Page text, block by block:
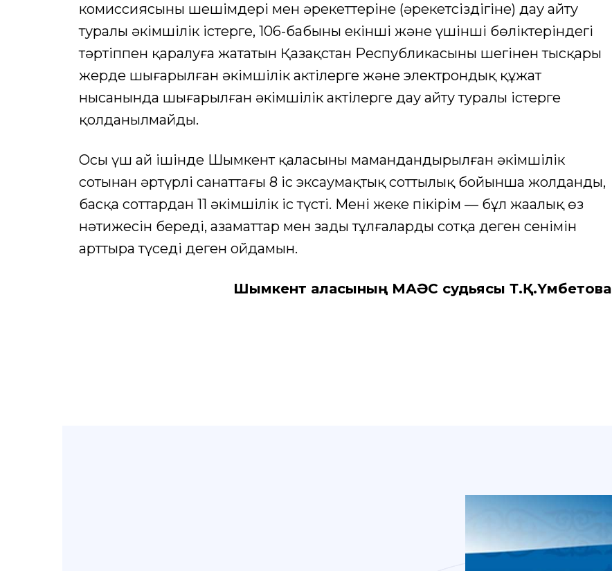
комиссиясының шешімдері мен әрекеттеріне (әрекетсіздігіне) дау айту
туралы әкімшілік істерге, 106-бабының екінші және үшінші бөліктеріндегі
тәртіппен қаралуға жататын Қазақстан Республикасының шегінен тысқары
жерде шығарылған әкімшілік актілерге және электрондық құжат
нысанында шығарылған әкімшілік актілерге дау айту туралы істерге
қолданылмайды.
Осы үш ай ішінде Шымкент қаласының мамандандырылған әкімшілік
сотынан әртүрлі санаттағы 8 іс эксаумақтық соттылық бойынша жолданды,
басқа соттардан 11 әкімшілік іс түсті. Менің жеке пікірім — бұл жаңалық өз
нәтижесін береді, азаматтар мен заңды тұлғалардың сотқа деген сенімін
арттыра түседі деген ойдамын.
Шымкент қаласының МАӘС судьясы Т.Қ.Үмбетова